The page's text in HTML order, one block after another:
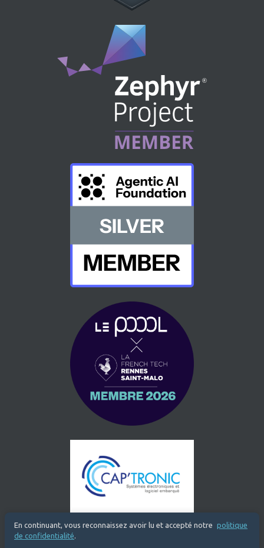
En continuant, vous reconnaissez avoir lu et accepté notre politique
de confidentialité.